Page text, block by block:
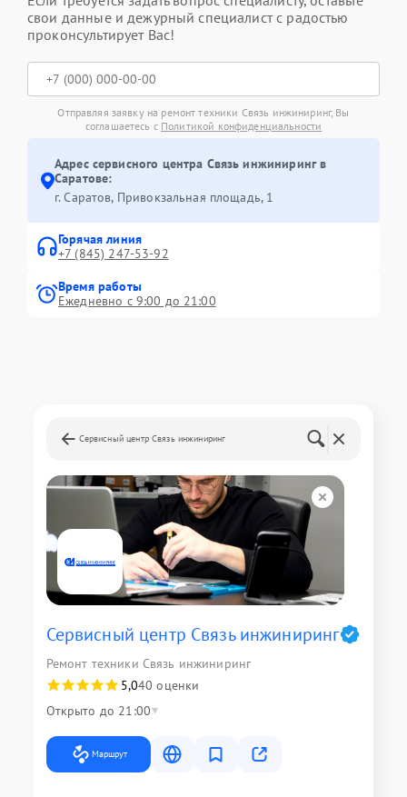
свои данные и дежурный специалист с радостью
проконсультирует Вас!
Отправляя заявку на ремонт техники Связь инжиниринг, Вы
соглашаетесь с Политикой конфиденциальности
Адрес сервисного центра Связь инжиниринг в
Саратове:
г. Саратов, Привокзальная площадь, 1
Горячая линия
+7 (845) 247-53-92
Время работы
Ежедневно с 9:00 до 21:00
Сервисный центр Связь инжиниринг
Сервисный центр Связь инжиниринг
Ремонт техники Связь инжиниринг
5,040 оценки
Открыто до 21:00
Маршрут